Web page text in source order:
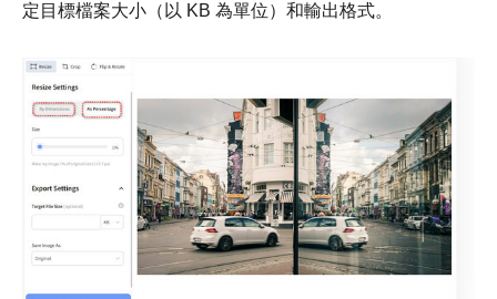
步驟1。
定目標檔案大小（以 KB 為單位）和輸出格式。